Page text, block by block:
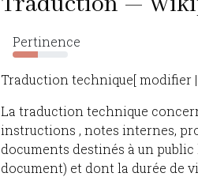
Pertinence
45%
Traduction technique[ modifier
La traduction technique
instructions , notes internes,
documents destinés à un
document) et dont la durée de